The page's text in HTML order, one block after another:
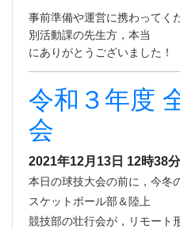
事前準備や運営に携わってく
別活動課の先生方，本当
にありがとうございました！
令和３年度
会
2021年12月13日 12時38分
本日の球技大会の前に，今冬
スケットボール部＆陸上
競技部の壮行会が，リモート